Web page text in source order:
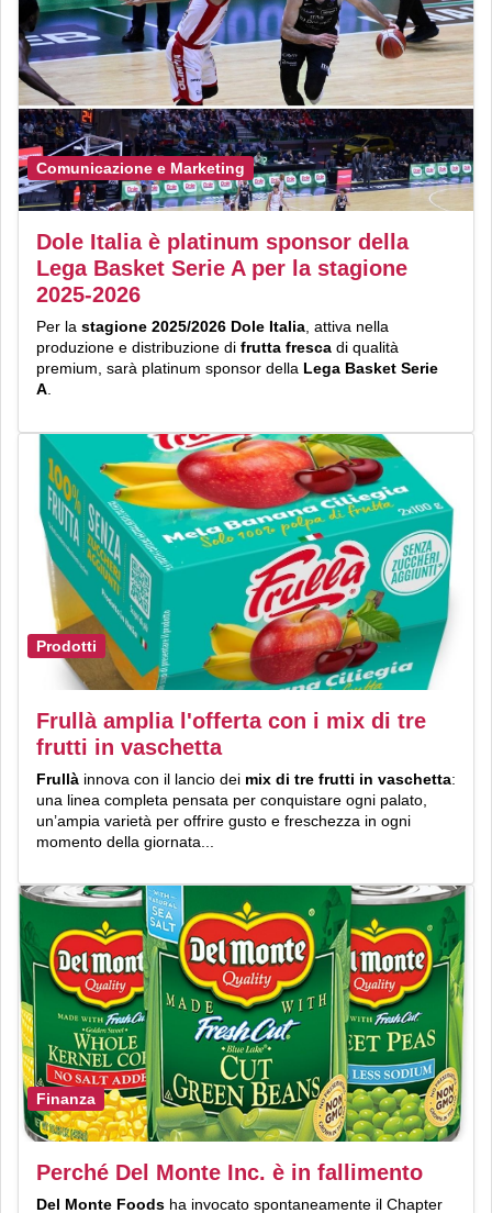
Comunicazione e Marketing
Dole Italia è platinum sponsor della
Lega Basket Serie A per la stagione
2025-2026
Per la stagione 2025/2026 Dole Italia , attiva nella
produzione e distribuzione di frutta fresca di qualità
premium, sarà platinum sponsor della Lega Basket Serie
A
Prodotti
Frullà amplia l'offerta con i mix di tre
frutti in vaschetta
Frullà innova con il lancio dei mix di tre frutti in vaschetta:
una linea completa pensata per conquistare ogni palato,
un’ampia varietà per offrire gusto e freschezza in ogni
momento della giornata...
Finanza
Perché Del Monte Inc. è in fallimento
Del Monte Foods ha invocato spontaneamente il Chapter